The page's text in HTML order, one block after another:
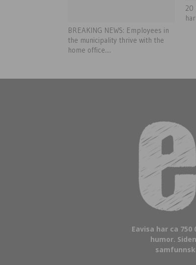
BREAKING NEWS: Employees in
the municipality thrive with the
home office....
20
Eavisa har ca
humor.